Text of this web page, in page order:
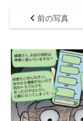
前の写真